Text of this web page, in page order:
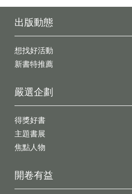
出版動態
想找好活動
新書特推薦
開卷有益
嚴選企劃
得獎好書
主題書展
焦點人物